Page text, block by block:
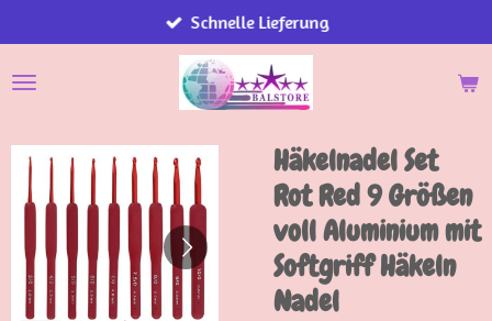
Hauptinhalt
springen
Schnelle Lieferung
Häkelnadel Set
Rot Red 9 Größen
voll Aluminium mit
Softgriff Häkeln
Nadel